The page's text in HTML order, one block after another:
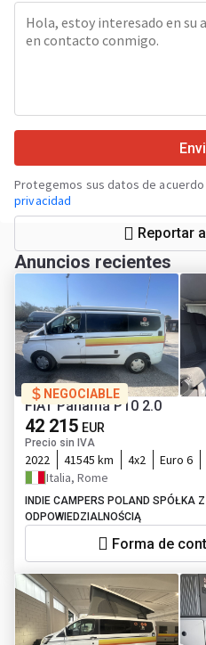
Protegemos sus datos de acuerdo
privacidad
Reportar
Anuncios recientes
NEGOCIABLE
FIAT Panamá P10 2.0
42 215 EUR
Precio sin IVA
2022 41545 km 4x2 Euro 6
Italia, Rome
INDIE CAMPERS POLAND SPÓŁKA
ODPOWIEDZIALNOŚCIĄ
Forma de